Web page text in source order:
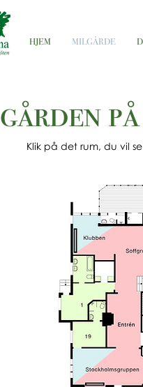
HJEM MILGÅRDE
Klik på det rum, du vil
gården